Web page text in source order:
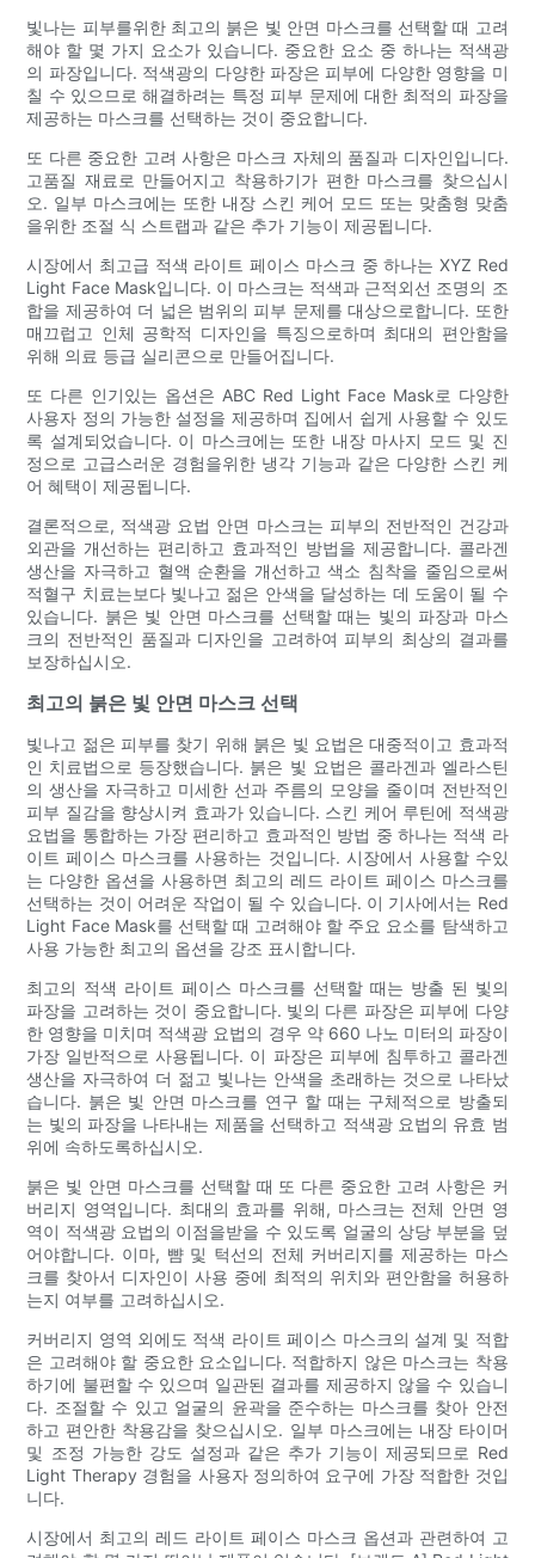
빛나는 피부를위한 최고의 붉은 빛 안면 마스크를 선택할 때 고려
해야 할 몇 가지 요소가 있습니다. 중요한 요소 중 하나는 적색광
의 파장입니다. 적색광의 다양한 파장은 피부에 다양한 영향을 미
칠 수 있으므로 해결하려는 특정 피부 문제에 대한 최적의 파장을
제공하는 마스크를 선택하는 것이 중요합니다.
또 다른 중요한 고려 사항은 마스크 자체의 품질과 디자인입니다.
고품질 재료로 만들어지고 착용하기가 편한 마스크를 찾으십시
오. 일부 마스크에는 또한 내장 스킨 케어 모드 또는 맞춤형 맞춤
을위한 조절 식 스트랩과 같은 추가 기능이 제공됩니다.
시장에서 최고급 적색 라이트 페이스 마스크 중 하나는 XYZ Red
Light Face Mask입니다. 이 마스크는 적색과 근적외선 조명의 조
합을 제공하여 더 넓은 범위의 피부 문제를 대상으로합니다. 또한
매끄럽고 인체 공학적 디자인을 특징으로하며 최대의 편안함을
위해 의료 등급 실리콘으로 만들어집니다.
또 다른 인기있는 옵션은 ABC Red Light Face Mask로 다양한
사용자 정의 가능한 설정을 제공하며 집에서 쉽게 사용할 수 있도
록 설계되었습니다. 이 마스크에는 또한 내장 마사지 모드 및 진
정으로 고급스러운 경험을위한 냉각 기능과 같은 다양한 스킨 케
어 혜택이 제공됩니다.
결론적으로, 적색광 요법 안면 마스크는 피부의 전반적인 건강과
외관을 개선하는 편리하고 효과적인 방법을 제공합니다. 콜라겐
생산을 자극하고 혈액 순환을 개선하고 색소 침착을 줄임으로써
적혈구 치료는보다 빛나고 젊은 안색을 달성하는 데 도움이 될 수
있습니다. 붉은 빛 안면 마스크를 선택할 때는 빛의 파장과 마스
크의 전반적인 품질과 디자인을 고려하여 피부의 최상의 결과를
보장하십시오.
최고의 붉은 빛 안면 마스크 선택
빛나고 젊은 피부를 찾기 위해 붉은 빛 요법은 대중적이고 효과적
인 치료법으로 등장했습니다. 붉은 빛 요법은 콜라겐과 엘라스틴
의 생산을 자극하고 미세한 선과 주름의 모양을 줄이며 전반적인
피부 질감을 향상시켜 효과가 있습니다. 스킨 케어 루틴에 적색광
요법을 통합하는 가장 편리하고 효과적인 방법 중 하나는 적색 라
이트 페이스 마스크를 사용하는 것입니다. 시장에서 사용할 수있
는 다양한 옵션을 사용하면 최고의 레드 라이트 페이스 마스크를
선택하는 것이 어려운 작업이 될 수 있습니다. 이 기사에서는 Red
Light Face Mask를 선택할 때 고려해야 할 주요 요소를 탐색하고
사용 가능한 최고의 옵션을 강조 표시합니다.
최고의 적색 라이트 페이스 마스크를 선택할 때는 방출 된 빛의
파장을 고려하는 것이 중요합니다. 빛의 다른 파장은 피부에 다양
한 영향을 미치며 적색광 요법의 경우 약 660 나노 미터의 파장이
가장 일반적으로 사용됩니다. 이 파장은 피부에 침투하고 콜라겐
생산을 자극하여 더 젊고 빛나는 안색을 초래하는 것으로 나타났
습니다. 붉은 빛 안면 마스크를 연구 할 때는 구체적으로 방출되
는 빛의 파장을 나타내는 제품을 선택하고 적색광 요법의 유효 범
위에 속하도록하십시오.
붉은 빛 안면 마스크를 선택할 때 또 다른 중요한 고려 사항은 커
버리지 영역입니다. 최대의 효과를 위해, 마스크는 전체 안면 영
역이 적색광 요법의 이점을받을 수 있도록 얼굴의 상당 부분을 덮
어야합니다. 이마, 뺨 및 턱선의 전체 커버리지를 제공하는 마스
크를 찾아서 디자인이 사용 중에 최적의 위치와 편안함을 허용하
는지 여부를 고려하십시오.
커버리지 영역 외에도 적색 라이트 페이스 마스크의 설계 및 적합
은 고려해야 할 중요한 요소입니다. 적합하지 않은 마스크는 착용
하기에 불편할 수 있으며 일관된 결과를 제공하지 않을 수 있습니
다. 조절할 수 있고 얼굴의 윤곽을 준수하는 마스크를 찾아 안전
하고 편안한 착용감을 찾으십시오. 일부 마스크에는 내장 타이머
및 조정 가능한 강도 설정과 같은 추가 기능이 제공되므로 Red
Light Therapy 경험을 사용자 정의하여 요구에 가장 적합한 것입
니다.
시장에서 최고의 레드 라이트 페이스 마스크 옵션과 관련하여 고